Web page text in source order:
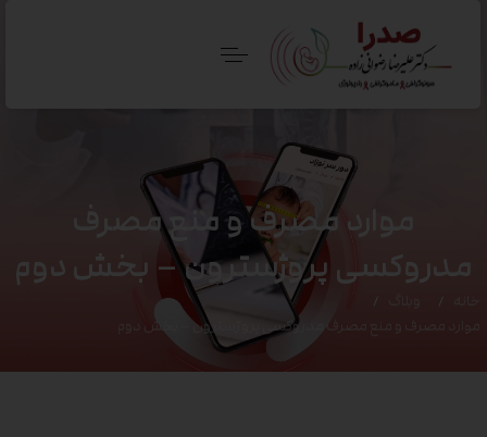
موارد مصرف و منع مصرف
مدروکسی پروژسترون – بخش دوم
موارد مصرف و منع مصرف مدروکسی پروژسترون – بخش دوم